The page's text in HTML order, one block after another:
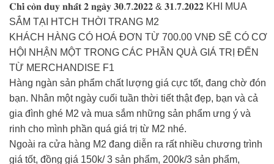
𝐂𝐡𝐢̉ 𝐜𝐨̀𝐧 𝐝𝐮𝐲 𝐧𝐡𝐚̂́𝐭 𝟐 𝐧𝐠𝐚̀𝐲 𝟑𝟎.𝟕.𝟐𝟎𝟐𝟐 & 𝟑𝟏.𝟕.𝟐𝟎𝟐𝟐 KHI MUA
SẮM TẠI HTCH THỜI TRANG M2
KHÁCH HÀNG CÓ HOÁ ĐƠN TỪ 700.00 VNĐ SẼ CÓ CƠ
HỘI NHẬN MỘT TRONG CÁC PHẦN QUÀ GIÁ TRỊ ĐẾN
TỪ MERCHANDISE F1
Hàng ngàn sản phẩm chất lượng giá cực tốt, đang chờ đón
bạn. Nhân một ngày cuối tuần thời tiết thật đẹp, bạn và cả
gia đình ghé M2 và mua sắm những sản phẩm ưng ý và
rinh cho mình phần quá giá trị từ M2 nhé.
Ngoài ra cửa hàng M2 đang diễn ra rất nhiều chương trình
giá tốt, đồng giá 150k/ 3 sản phẩm, 200k/3 sản phẩm,